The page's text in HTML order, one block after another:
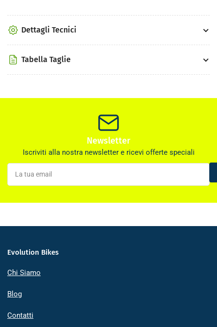
Dettagli Tecnici
Tabella Taglie
Newsletter
Iscriviti alla nostra newsletter e ricevi offerte speciali
La
tua
email
Evolution Bikes
Chi Siamo
Blog
Contatti